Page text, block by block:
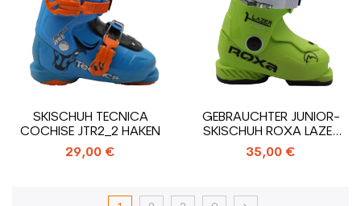
SKISCHUH TECNICA
COCHISE JTR2_2 HAKEN
29,00 €
GEBRAUCHTER JUNIOR-
SKISCHUH ROXA LAZER
1_1 HAKEN
35,00 €